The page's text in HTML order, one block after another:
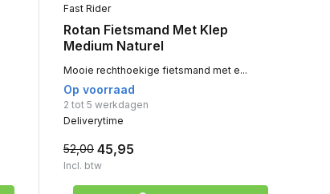
Fast Rider
Rotan Fietsmand Met Klep
Medium Naturel
Mooie rechthoekige fietsmand met e...
Op voorraad
2 tot 5 werkdagen
Deliverytime
52,00 45,95
Incl. btw